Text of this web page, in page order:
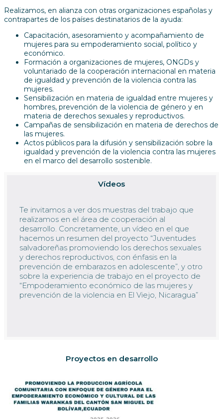
Realizamos, en alianza con otras organizaciones españolas y
contrapartes de los países destinatarios de la ayuda:
Capacitación, asesoramiento y acompañamiento de
mujeres para su empoderamiento social, político y
económico.
Formación a organizaciones de mujeres, ONGDs y
voluntariado de la cooperación internacional en materia
de igualdad y prevención de la violencia contra las
mujeres.
Sensibilización en materia de igualdad entre mujeres y
hombres, prevención de la violencia de género y en
materia de derechos sexuales y reproductivos.
Campañas de sensibilización en materia de derechos de
las mujeres.
Actos públicos para la difusión y sensibilización sobre la
igualdad y prevención de la violencia contra las mujeres
en el marco del desarrollo sostenible.
Vídeos
Te invitamos a ver dos muestras del trabajo que
realizamos en el área de cooperación al
desarrollo. Concretamente, un vídeo en el que
hacemos un resumen del proyecto “Juventudes
salvadoreñas promoviendo los derechos sexuales
y derechos reproductivos, con énfasis en la
prevención de embarazos en adolescente”, y otro
sobre la experiencia de trabajo en el proyecto de
“Empoderamiento económico de las mujeres y
prevención de la violencia en El Viejo, Nicaragua”
Proyectos en desarrollo